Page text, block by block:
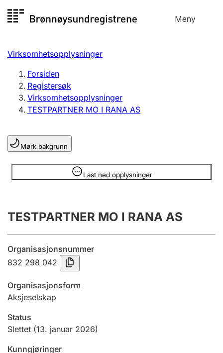
til
Meny
Registersøk
Aksjeselskap
Enkeltpersonforetak
Registrere, endre, slette
Lag og forening
Registrere, endre, slette
Innsending og forsinkelsesgebyr
Tinglysing
Jeger
Virksomhetsopplysninger
Forsiden
Registersøk
Virksomhetsopplysninger
TESTPARTNER MO I RANA AS
Mørk bakgrunn
Last ned opplysninger
Opplysninger er skjult
TESTPARTNER MO I RANA AS
Organisasjonsnummer
832 298 042
Organisasjonsform
Aksjeselskap
Status
Slettet (13. januar 2026)
Kunngjøringer